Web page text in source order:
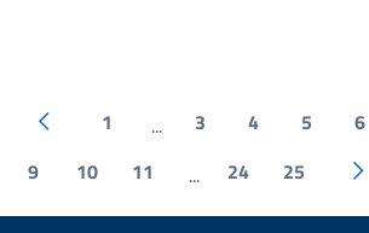
1 ... 3 4 5 6
9
10 11 ... 24 25